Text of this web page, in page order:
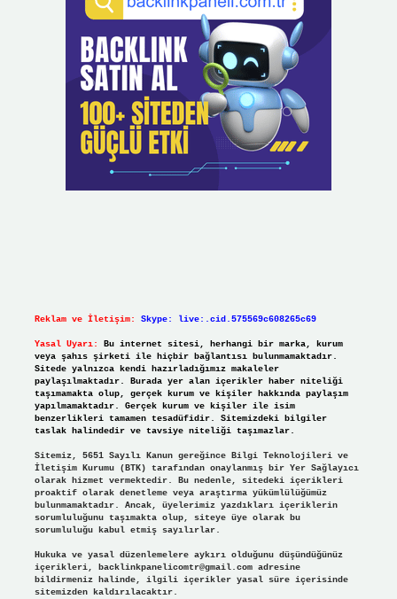
Reklam ve İletişim: Skype: live:.cid.575569c608265c69
Yasal Uyarı:
Bu internet sitesi, herhangi bir marka, kurum
veya şahıs şirketi ile hiçbir bağlantısı bulunmamaktadır.
Sitede yalnızca kendi hazırladığımız makaleler
paylaşılmaktadır. Burada yer alan içerikler haber niteliği
taşımamakta olup, gerçek kurum ve kişiler hakkında paylaşım
yapılmamaktadır. Gerçek kurum ve kişiler ile isim
benzerlikleri tamamen tesadüfidir. Sitemizdeki bilgiler
taslak halindedir ve tavsiye niteliği taşımazlar.
Sitemiz, 5651 Sayılı Kanun gereğince Bilgi Teknolojileri ve
İletişim Kurumu (BTK) tarafından onaylanmış bir Yer Sağlayıcı
olarak hizmet vermektedir. Bu nedenle, sitedeki içerikleri
proaktif olarak denetleme veya araştırma yükümlülüğümüz
bulunmamaktadır. Ancak, üyelerimiz yazdıkları içeriklerin
sorumluluğunu taşımakta olup, siteye üye olarak bu
sorumluluğu kabul etmiş sayılırlar.
Hukuka ve yasal düzenlemelere aykırı olduğunu düşündüğünüz
içerikleri, backlinkpanelicomtr@gmail.comadresine
bildirmeniz halinde, ilgili içerikler yasal süre içerisinde
sitemizden kaldırılacaktır.